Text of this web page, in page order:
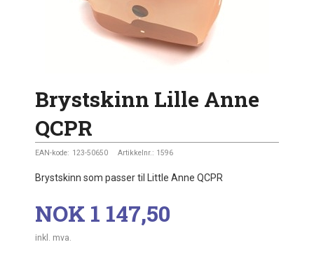
Brystskinn Lille Anne
QCPR
EAN-kode: 123-50650 Artikkelnr.: 1596
Brystskinn som passer til Little Anne QCPR
Pris
NOK 1 147,50
inkl. mva.